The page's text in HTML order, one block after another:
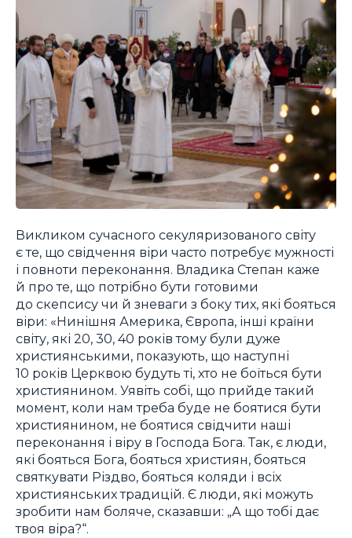
Викликом сучасного секуляризованого світу
є те, що свідчення віри часто потребує мужності
і повноти переконання. Владика Степан каже
й про те, що потрібно бути готовими
до скепсису чи й зневаги з боку тих, які бояться
віри: «Нинішня Америка, Європа, інші країни
світу, які 20, 30, 40 років тому були дуже
християнськими, показують, що наступні
10 років Церквою будуть ті, хто не боїться бути
християнином. Уявіть собі, що прийде такий
момент, коли нам треба буде не боятися бути
християнином, не боятися свідчити наші
переконання і віру в Господа Бога. Так, є люди,
які бояться Бога, бояться християн, бояться
святкувати Різдво, бояться коляди і всіх
християнських традицій. Є люди, які можуть
зробити нам боляче, сказавши: „А що тобі дає
твоя віра?“.